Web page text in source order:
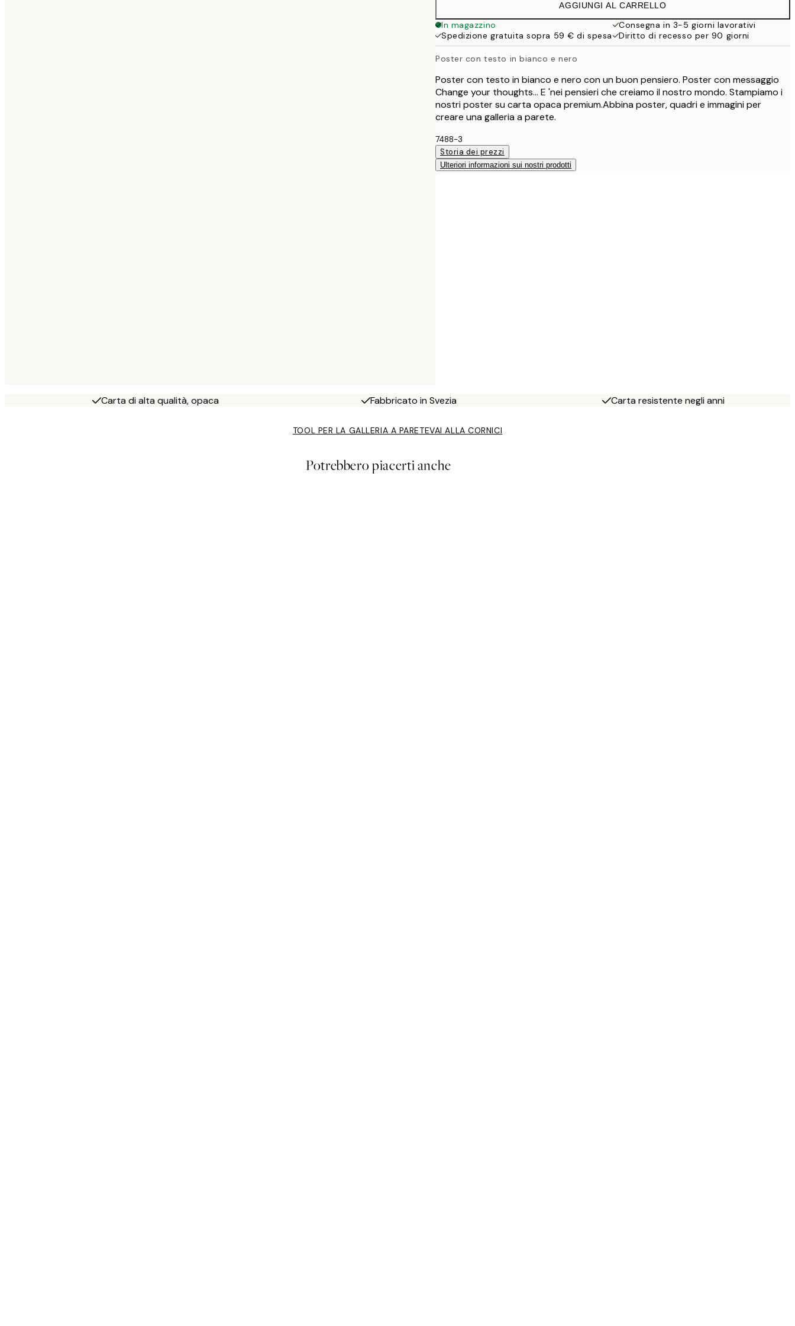
19,95 €
40x50 cm
27,45 €
AGGIUNGI AL CARRELLO
In magazzino
Consegna in 3-5 giorni lavorativi
Spedizione gratuita sopra 59 € di spesa
Diritto di recesso per 90 giorni
Poster con testo in bianco e nero
Poster con testo in bianco e nero con un buon pensiero. Poster con messaggio
Change your thoughts... E 'nei pensieri che creiamo il nostro mondo. Stampiamo i
nostri poster su carta opaca premium.Abbina poster, quadri e immagini per
creare una galleria a parete.
7488-3
Storia dei prezzi
Ulteriori informazioni sui nostri prodotti
Carta di alta qualità, opaca Fabbricato in Svezia Carta resistente negli anni
TOOL PER LA GALLERIA A PARETEVAI ALLA CORNICI
Potrebbero piacerti anche